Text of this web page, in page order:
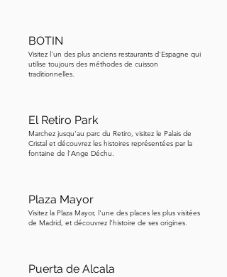
symbole de l'architecture des
Habsbourg. Les Habsbourg venaient
d'Autriche, où de fortes chutes de
Bien que Madrid ne connaisse pas
beaucoup de neige, les Habsbourg
ont maintenu ce style architectural,
aujourd'hui.
Prenez un moment pour apprécier les
prochaine étape, voici une histoire
BOTIN
Visitez l'un des plus anciens restaurants d'Espagne qui
utilise toujours des méthodes de cuisson
traditionnelles.
El Retiro Park
Marchez jusqu'au parc du Retiro, visitez le Palais de
Cristal et découvrez les histoires représentées par la
fontaine de l'Ange Déchu.
Plaza Mayor
Visitez la Plaza Mayor, l'une des places les plus visitées
de Madrid, et découvrez l'histoire de ses origines.
Puerta de Alcala